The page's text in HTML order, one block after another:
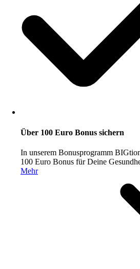
Über 100 Euro Bonus sichern
In unserem Bonusprogramm
100 Euro Bonus für Deine
Mehr